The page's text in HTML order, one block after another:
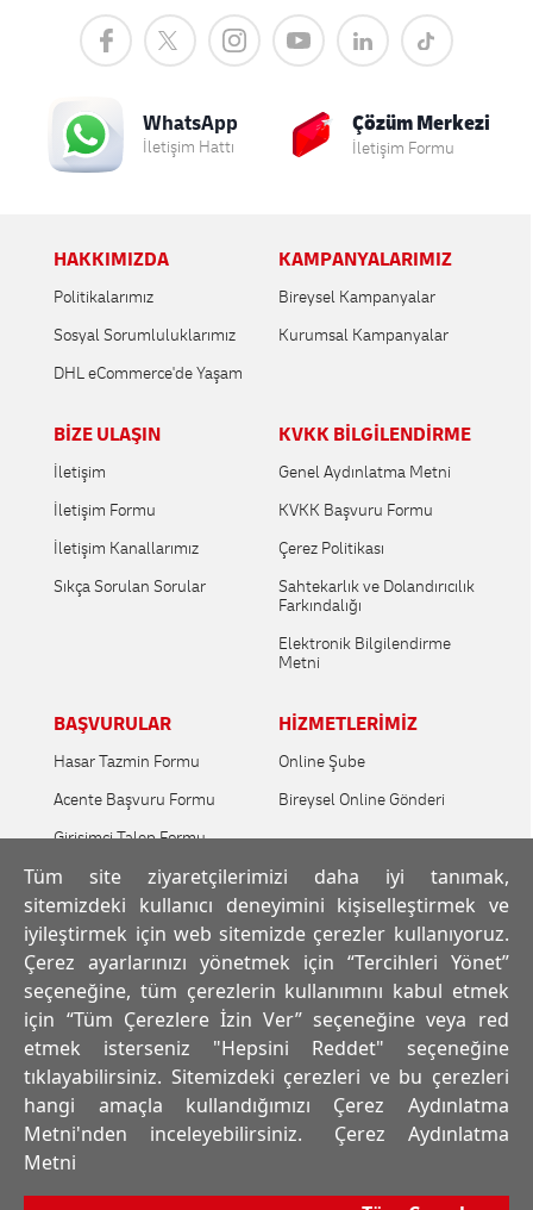
Tüm site ziyaretçilerimizi daha iyi tanımak,
sitemizdeki kullanıcı deneyimini kişiselleştirmek ve
iyileştirmek için web sitemizde çerezler kullanıyoruz.
Çerez ayarlarınızı yönetmek için “Tercihleri Yönet”
seçeneğine, tüm çerezlerin kullanımını kabul etmek
için “Tüm Çerezlere İzin Ver” seçeneğine veya red
etmek isterseniz "Hepsini Reddet" seçeneğine
tıklayabilirsiniz. Sitemizdeki çerezleri ve bu çerezleri
hangi amaçla kullandığımızı Çerez Aydınlatma
Metni'nden inceleyebilirsiniz.
Çerez Aydınlatma
Metni
WhatsApp
İletişim Hattı
Çözüm Merkezi
İletişim Formu
HAKKIMIZDA
Politikalarımız
Sosyal Sorumluluklarımız
DHL eCommerce'de Yaşam
KAMPANYALARIMIZ
Bireysel Kampanyalar
Kurumsal Kampanyalar
BİZE ULAŞIN
İletişim
İletişim Formu
İletişim Kanallarımız
Sıkça Sorulan Sorular
KVKK BİLGİLENDİRME
Genel Aydınlatma Metni
KVKK Başvuru Formu
Çerez Politikası
Sahtekarlık ve Dolandırıcılık
Farkındalığı
Elektronik Bilgilendirme
Metni
BAŞVURULAR
Hasar Tazmin Formu
Acente Başvuru Formu
Girişimci Talep Formu
Araç Kiralama Formu
Servis Noktası Başvuru
Formu
HİZMETLERİMİZ
Online Şube
Bireysel Online Gönderi
İNSAN KAYNAKLARI
İnsan Kaynakları
Eğitim ve Gelişim
Ücretlendirme ve
Performans